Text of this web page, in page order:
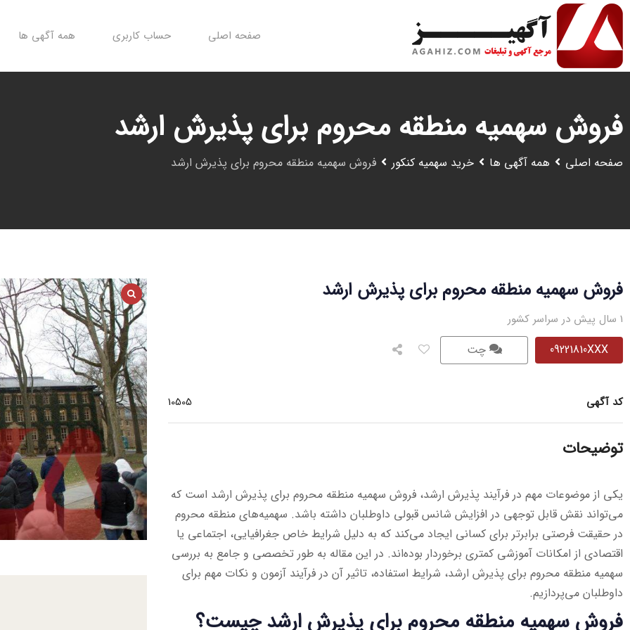
پرش
محتوا
صفحه اصلی حساب کاربری همه آگهی ها
فروش سهمیه منطقه محروم برای پذیرش ارشد
صفحه اصلی همه آگهی ها خرید سهمیه کنکور فروش سهمیه منطقه محروم برای پذیرش ارشد
فروش سهمیه منطقه محروم برای پذیرش ارشد
1 سال پیش در سراسر کشور
09221810XXX چت
کد آگهی 10505
توضیحات
یکی از موضوعات مهم در فرآیند پذیرش ارشد، فروش سهمیه منطقه محروم برای پذیرش ارشد است که
می‌تواند نقش قابل توجهی در افزایش شانس قبولی داوطلبان داشته باشد. سهمیه‌های منطقه محروم
در حقیقت فرصتی برابرتر برای کسانی ایجاد می‌کند که به دلیل شرایط خاص جغرافیایی، اجتماعی یا
اقتصادی از امکانات آموزشی کمتری برخوردار بوده‌اند. در این مقاله به طور تخصصی و جامع به بررسی
سهمیه منطقه محروم برای پذیرش ارشد، شرایط استفاده، تاثیر آن در فرآیند آزمون و نکات مهم برای
داوطلبان می‌پردازیم.
فروش سهمیه منطقه محروم برای پذیرش ارشد چیست؟